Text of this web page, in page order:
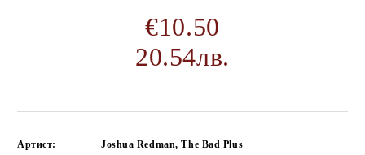
€10.50
20.54лв.
Артист:
Joshua Redman, The Bad Plus